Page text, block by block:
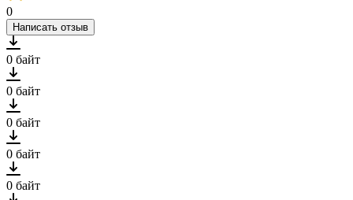
0
Написать отзыв
0 байт
0 байт
0 байт
0 байт
0 байт